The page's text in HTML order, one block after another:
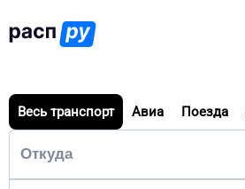
Весь транспорт Авиа Поезда